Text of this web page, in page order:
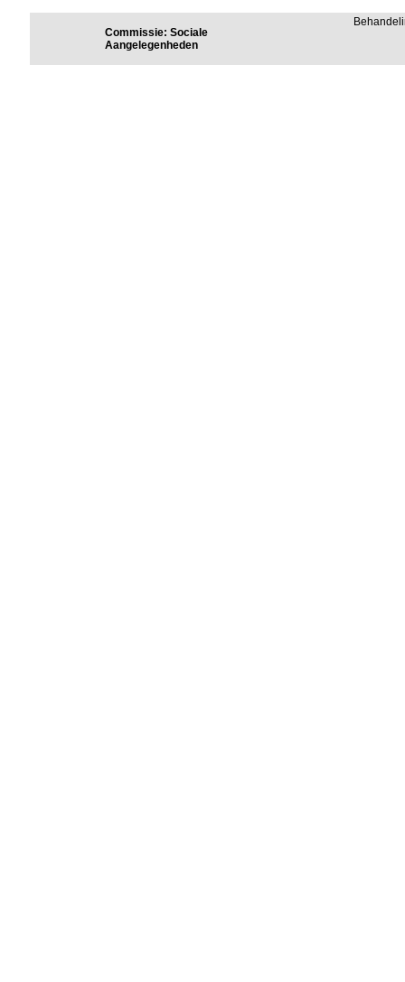
Commissie: Sociale
Aangelegenheden